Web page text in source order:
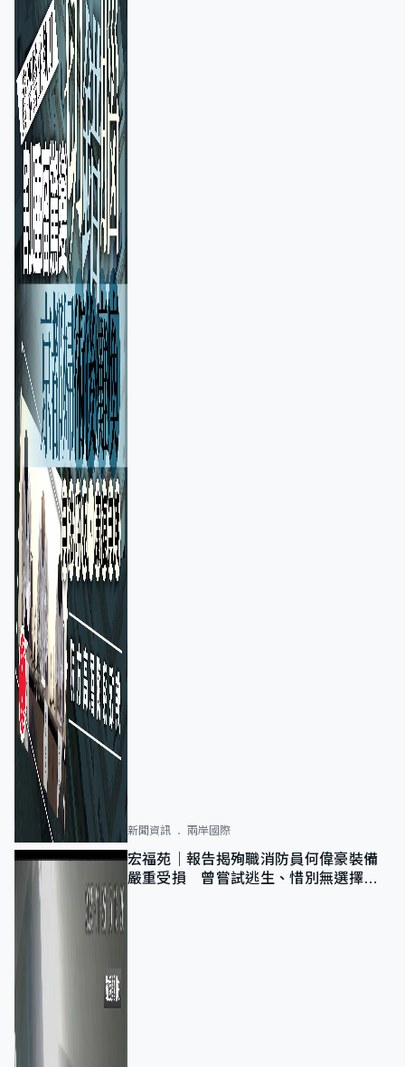
新聞資訊 兩岸國際
宏福苑｜報告揭殉職消防員何偉豪裝備
嚴重受損 曾嘗試逃生、惜別無選擇下